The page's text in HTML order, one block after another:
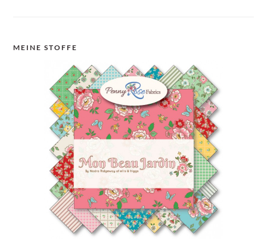
MEINE STOFFE